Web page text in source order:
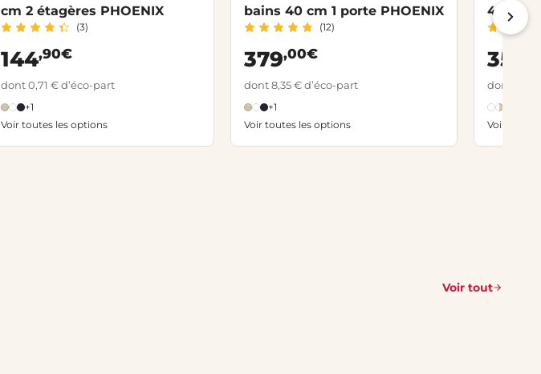
cm 2 étagères PHOENIX
(3)
144,90€
dont 0,71 € d’éco-part
+1
Voir toutes les options
bains 40 cm 1 porte PHOENIX
(12)
379,00€
dont 8,35 € d’éco-part
+1
Voir toutes les options
40cm
359
dont 2,20
Voir
Voir tout